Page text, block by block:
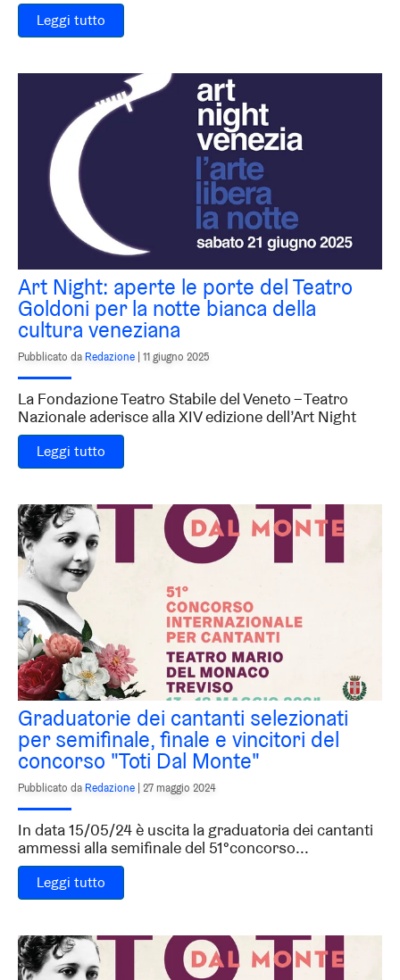
Leggi tutto
Art Night: aperte le porte del Teatro
Goldoni per la notte bianca della
cultura veneziana
Pubblicato da Redazione | 11 giugno 2025
La Fondazione Teatro Stabile del Veneto – Teatro
Nazionale aderisce alla XIV edizione dell’Art Night
Leggi tutto
Graduatorie dei cantanti selezionati
per semifinale, finale e vincitori del
concorso "Toti Dal Monte"
Pubblicato da Redazione | 27 maggio 2024
In data 15/05/24 è uscita la graduatoria dei cantanti
ammessi alla semifinale del 51°concorso...
Leggi tutto